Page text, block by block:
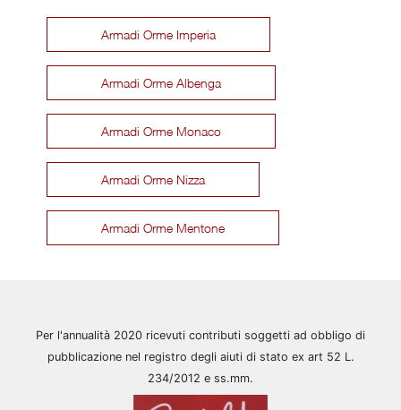
Armadi Orme Imperia
Armadi Orme Albenga
Armadi Orme Monaco
Armadi Orme Nizza
Armadi Orme Mentone
Per l'annualità 2020 ricevuti contributi soggetti ad obbligo di
pubblicazione nel registro degli aiuti di stato ex art 52 L.
234/2012 e ss.mm.